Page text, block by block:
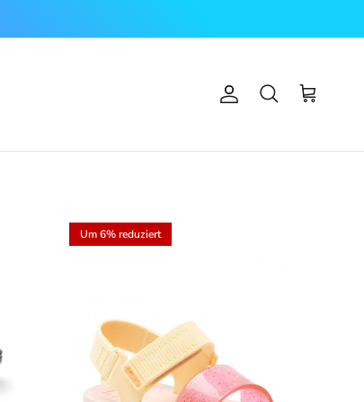
KontoSuchen
Um 6% reduziert